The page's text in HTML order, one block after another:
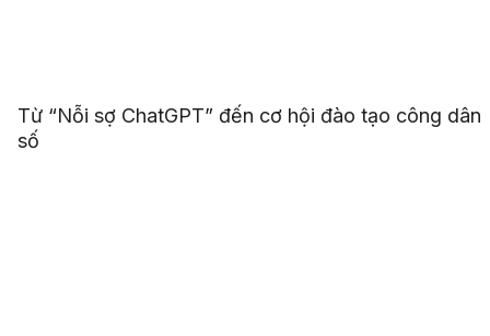
Từ “Nỗi sợ ChatGPT” đến cơ hội đào tạo công dân
số